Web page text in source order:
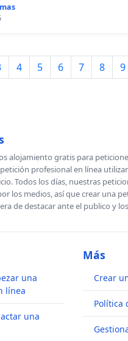
4 5 6 7 8 9
alojamiento gratis para
profesional en línea
Todos los días, nuestras
los medios, así que crear una
de destacar ante el publico y
una
línea
una
Más
Crear
Política